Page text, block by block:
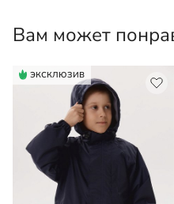
Вам может
ЭКСКЛЮЗИВ